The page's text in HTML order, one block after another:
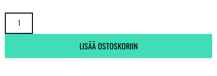
LISÄÄ OSTOSKORIIN